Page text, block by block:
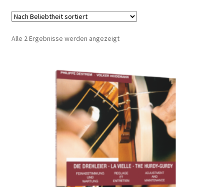
Geschichten
Alle 2 Ergebnisse werden angezeigtNach